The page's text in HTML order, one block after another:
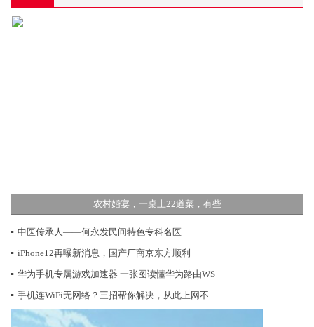
农村婚宴，一桌上22道菜，有些
▪ 中医传承人——何永发民间特色专科名医
▪ iPhone12再曝新消息，国产厂商京东方顺利
▪ 华为手机专属游戏加速器 一张图读懂华为路由WS
▪ 手机连WiFi无网络？三招帮你解决，从此上网不